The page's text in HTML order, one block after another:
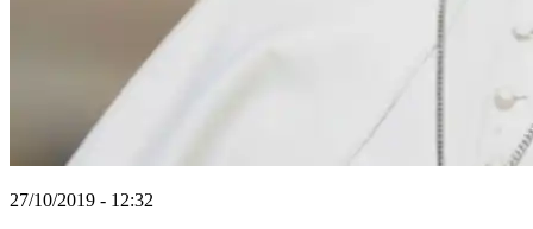
27/10/2019 - 12:32